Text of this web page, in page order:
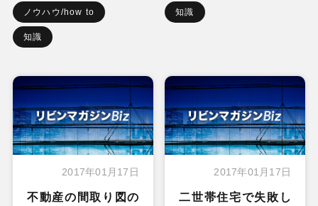
ノウハウ/how to
知識
知識
2017年01月17日
不動産の間取り図の
2017年01月17日
二世帯住宅で失敗し